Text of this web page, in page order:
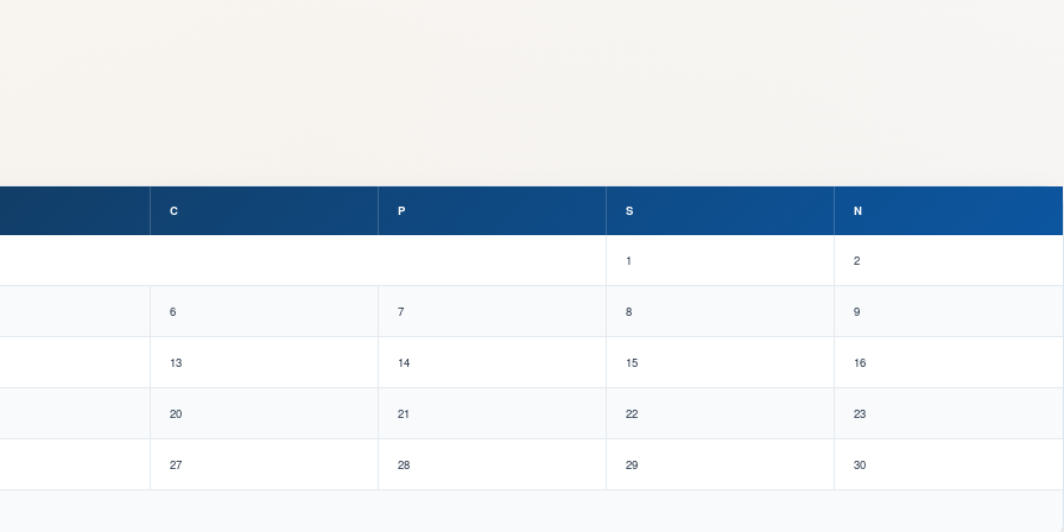
C P S N
1 2
6 7 8 9
13 14 15 16
20 21 22 23
27 28 29 30